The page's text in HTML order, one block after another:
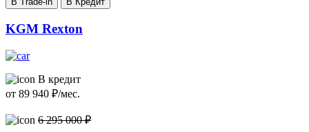
KGM Rexton
В кредит
от 89 940 ₽/мес.
6 295 000 ₽